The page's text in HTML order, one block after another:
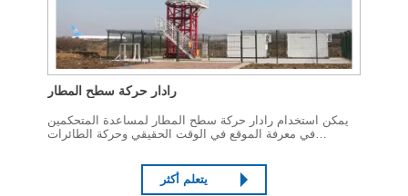
رادار حركة سطح المطار
يمكن استخدام رادار حركة سطح المطار لمساعدة المتحكمين
في معرفة الموقع في الوقت الحقيقي وحركة الطائرات
يتعلم أكثر